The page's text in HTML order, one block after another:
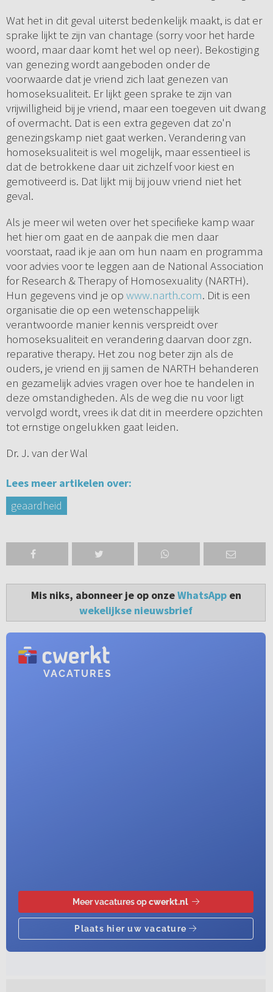
Wat het in dit geval uiterst bedenkelijk maakt, is dat er
sprake lijkt te zijn van chantage (sorry voor het harde
woord, maar daar komt het wel op neer). Bekostiging
van genezing wordt aangeboden onder de
voorwaarde dat je vriend zich laat genezen van
homoseksualiteit. Er lijkt geen sprake te zijn van
vrijwilligheid bij je vriend, maar een toegeven uit dwang
of overmacht. Dat is een extra gegeven dat zo'n
genezingskamp niet gaat werken. Verandering van
homoseksualiteit is wel mogelijk, maar essentieel is
dat de betrokkene daar uit zichzelf voor kiest en
gemotiveerd is. Dat lijkt mij bij jouw vriend niet het
geval.
Als je meer wil weten over het specifieke kamp waar
het hier om gaat en de aanpak die men daar
voorstaat, raad ik je aan om hun naam en programma
voor advies voor te leggen aan de National Association
for Research & Therapy of Homosexuality (NARTH).
Hun gegevens vind je op www.narth.com. Dit is een
organisatie die op een wetenschappeliijk
verantwoorde manier kennis verspreidt over
homoseksualiteit en verandering daarvan door zgn.
reparative therapy. Het zou nog beter zijn als de
ouders, je vriend en jij samen de NARTH behanderen
en gezamelijk advies vragen over hoe te handelen in
deze omstandigheden. Als de weg die nu voor ligt
vervolgd wordt, vrees ik dat dit in meerdere opzichten
tot ernstige ongelukken gaat leiden.
Dr. J. van der Wal
Lees meer artikelen over:
geaardheid
Mis niks, abonneer je op onzeWhatsAppen
wekelijkse nieuwsbrief